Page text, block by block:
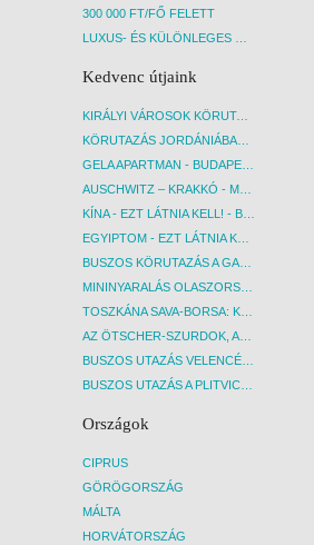
300 000 FT/FŐ FELETT
LUXUS- ÉS KÜLÖNLEGES UTAK
Kedvenc útjaink
KIRÁLYI VÁROSOK KÖRUTAZÁS KÖZVETLEN REPÜLŐJÁRATTAL - BUDAPEST, REPÜLŐ
KÖRUTAZÁS JORDÁNIÁBAN, HOLT-TENGERI PIHENÉSSEL - BUDAPEST, REPÜLŐ
GELA APARTMAN - BUDAPEST, REPÜLŐ
AUSCHWITZ – KRAKKÓ - MEGRÁZÓ IDŐUTAZÁS! - BUDAPEST, BUSZ
KÍNA - EZT LÁTNIA KELL! - BUDAPEST, REPÜLŐ
EGYIPTOM - EZT LÁTNIA KELL! - BUDAPEST, REPÜLŐ
BUSZOS KÖRUTAZÁS A GARDA-TÓ KÖRNYÉKÉN - BUDAPEST, BUSZ
MININYARALÁS OLASZORSZÁGBAN: ÉSZAK-OLASZ GYÖNGYSZEMEK NYOMÁBAN - BUDAPEST, BUSZ
TOSZKÁNA SAVA-BORSA: KÓSTOLÓK ÉS KULTURÁLIS UTAZÁS - BUDAPEST, BUSZ
AZ ÖTSCHER-SZURDOK, AUSZTRIA GRAND CANYONJA - BUDAPEST, BUSZ
BUSZOS UTAZÁS VELENCÉBE - BUDAPEST, BUSZ
BUSZOS UTAZÁS A PLITVICEI-TAVAK NEMZETI PARKBA - BUDAPEST, BUSZ
Országok
CIPRUS
GÖRÖGORSZÁG
MÁLTA
HORVÁTORSZÁG